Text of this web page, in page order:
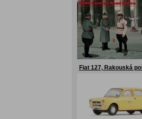
Fiat 127, Rakouská